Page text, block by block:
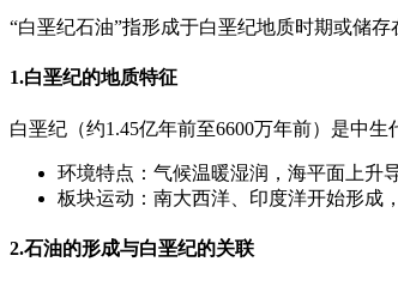
“白垩纪石油”指形成于白垩纪地质时期或储
1.白垩纪的地质特征
白垩纪（约1.45亿年前至6600万年前）是中
环境特点：气候温暖湿润，海平面上升
板块运动：南大西洋、印度洋开始形成
2.石油的形成与白垩纪的关联